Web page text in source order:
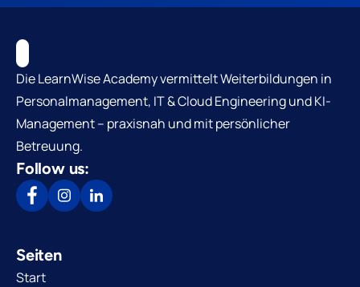
Die LearnWise Academy vermittelt Weiterbildungen in
Personalmanagement, IT & Cloud Engineering und KI-
Management – praxisnah und mit persönlicher
Betreuung.
Follow us:
Seiten
Start